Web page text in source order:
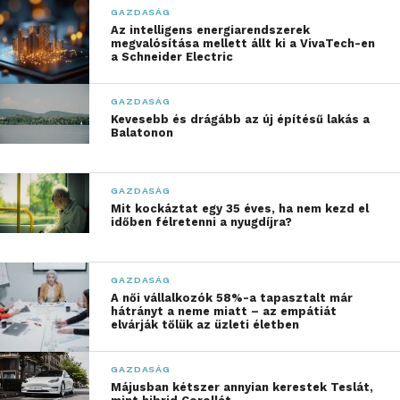
olcsóbb lakótelepek drágultak nagyobb
mértékben, például a X. és a XX. kerületben.
„A panelek eddig is a
leginkább elérhető
ingatlantípusnak
számítottak a városi
lakáspiacon, ezért
folyamatosan erős
kereslet mutatkozott
irántuk. Az Otthon Start
Program kínálta kedvező
hitelfelvételi lehetőség
azonban már nyáron sok
GAZDASÁG
Az intelligens energiarendszerek
megvalósítása mellett állt ki a VivaTech-en
a Schneider Electric
GAZDASÁG
Kevesebb és drágább az új építésű lakás a
Balatonon
GAZDASÁG
Mit kockáztat egy 35 éves, ha nem kezd el
időben félretenni a nyugdíjra?
GAZDASÁG
A női vállalkozók 58%-a tapasztalt már
hátrányt a neme miatt – az empátiát
elvárják tőlük az üzleti életben
GAZDASÁG
Májusban kétszer annyian kerestek Teslát,